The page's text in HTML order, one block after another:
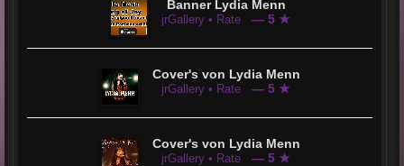
Banner Lydia Menn
jrGallery • Rate — 5 ★
Cover's von Lydia Menn
jrGallery • Rate — 5 ★
Cover's von Lydia Menn
jrGallery • Rate — 5 ★